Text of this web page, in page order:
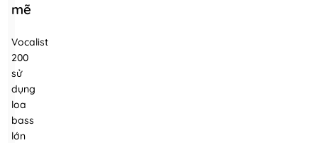
mẽ
Vocalist
200
sử
dụng
loa
bass
lớn